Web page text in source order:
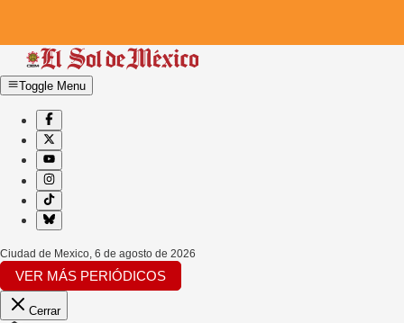
Toggle Menu
Ciudad de Mexico, 6 de agosto de 2026
VER MÁS PERIÓDICOS
Cerrar